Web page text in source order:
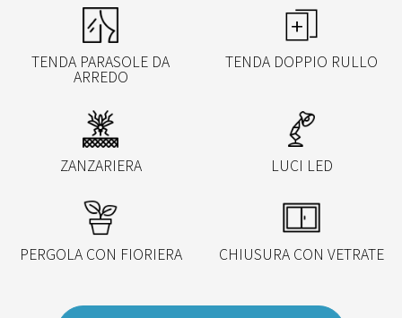
TENDA PARASOLE DA
ARREDO
TENDA DOPPIO RULLO
ZANZARIERA LUCI LED
PERGOLA CON FIORIERA CHIUSURA CON VETRATE